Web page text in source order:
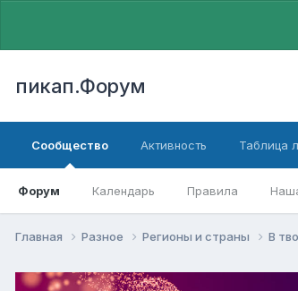
пикап.Форум
Сообщество
Форум Календарь Правила
Активность Таблица
Главная Разное Регионы и страны В